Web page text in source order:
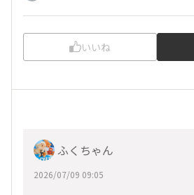
いいね
ふくちゃん
2026/07/09 09:05